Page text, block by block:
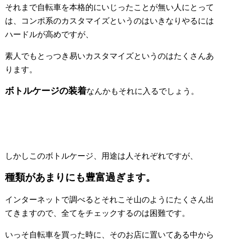
それまで自転車を本格的にいじったことが無い人にとって
は、コンポ系のカスタマイズというのはいきなりやるには
ハードルが高めですが、
素人でもとっつき易いカスタマイズというのはたくさんあ
ります。
ボトルケージの装着なんかもそれに入るでしょう。
しかしこのボトルケージ、用途は人それぞれですが、
種類があまりにも豊富過ぎます。
インターネットで調べるとそれこそ山のようにたくさん出
てきますので、全てをチェックするのは困難です。
いっそ自転車を買った時に、そのお店に置いてある中から